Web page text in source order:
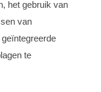
het gebruik van
van
te